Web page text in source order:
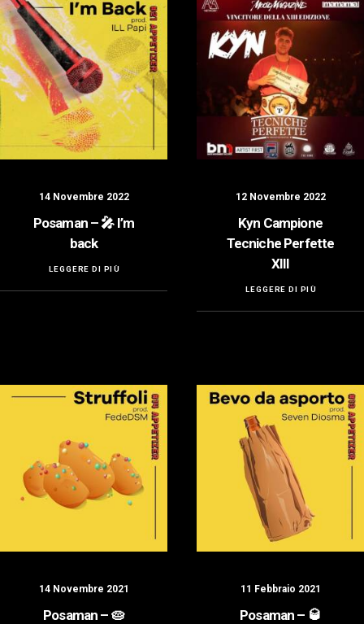
14 Novembre 2022
Posaman – 🎤 I’m
back
LEGGERE DI PIÙ
12 Novembre 2022
Kyn Campione
Tecniche Perfette
XIII
LEGGERE DI PIÙ
14 Novembre 2021
Posaman – 🥧
11 Febbraio 2021
Posaman – 🥃